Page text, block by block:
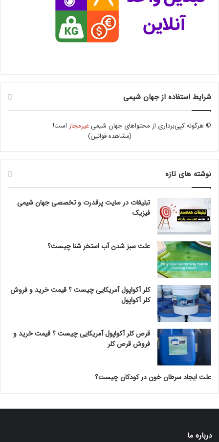
شرایط استفاده از جهان شیمی
© هرگونه کپی‌برداری از محتواهای جهان شیمیغیرمجاز است!
(مشاهده قوانین)
نوشته های تازه
تبلیغات در سایت پرقدرت و تخصصی جهان شیمی
فیزیک
علت سبز شدن آب استخر شنا چیست؟
کلر آکواپول آمریکایی چیست ؟ قیمت خرید و فروش
کلر آکواپول
قرص کلر آکواپول آمریکایی چیست ؟ قیمت خرید و
فروش قرص کلر
علت ایجاد سرطان خون در کودکان چیست؟
درباره ما